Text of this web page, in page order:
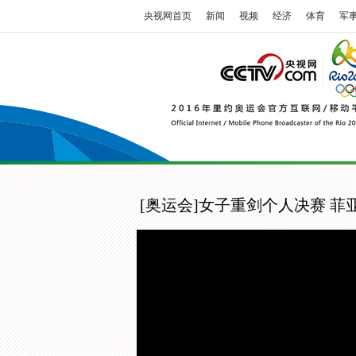
央视网首页 新闻 视频 经济 体育 军
[奥运会]女子重剑个人决赛 菲